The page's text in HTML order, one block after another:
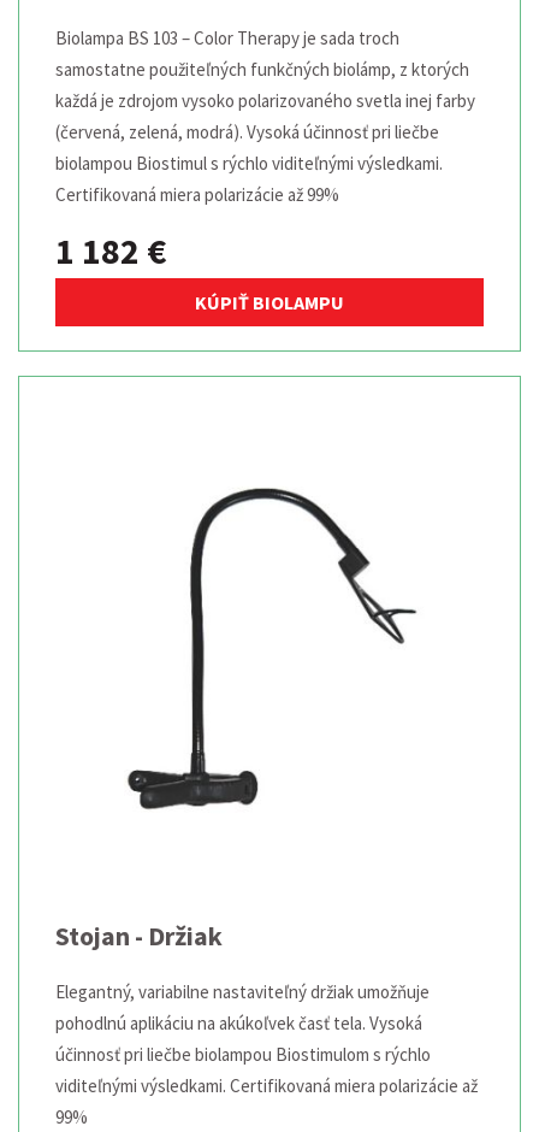
Biolampa BS 103 – Color Therapy je sada troch
samostatne použiteľných funkčných biolámp, z ktorých
každá je zdrojom vysoko polarizovaného svetla inej farby
(červená, zelená, modrá). Vysoká účinnosť pri liečbe
biolampou Biostimul s rýchlo viditeľnými výsledkami.
Certifikovaná miera polarizácie až 99%
1 182 €
KÚPIŤ BIOLAMPU
Stojan - Držiak
Elegantný, variabilne nastaviteľný držiak umožňuje
pohodlnú aplikáciu na akúkoľvek časť tela. Vysoká
účinnosť pri liečbe biolampou Biostimulom s rýchlo
viditeľnými výsledkami. Certifikovaná miera polarizácie až
99%